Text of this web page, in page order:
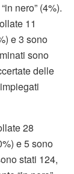
nero” (4%).
11
e 3 sono
sono
delle
28
e 5 sono
stati 124,